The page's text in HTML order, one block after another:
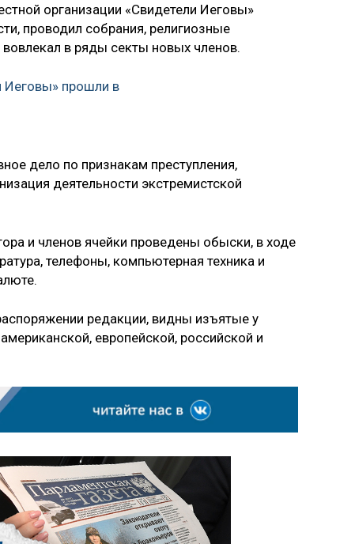
организации «Свидетели Иеговы»
проводил собрания, религиозные
в ряды секты новых членов.
Иеговы» прошли в
дело по признакам преступления,
деятельности экстремистской
и членов ячейки проведены обыски, в ходе
телефоны, компьютерная техника и
редакции, видны изъятые у
европейской, российской и